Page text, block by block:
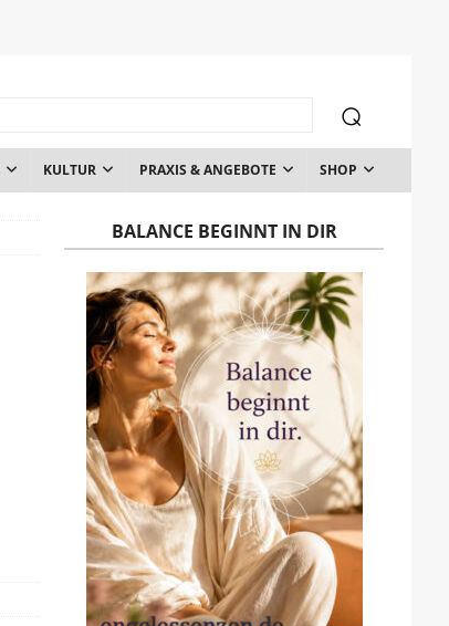
KULTUR PRAXIS & ANGEBOTE SHOP
BALANCE BEGINNT IN DIR